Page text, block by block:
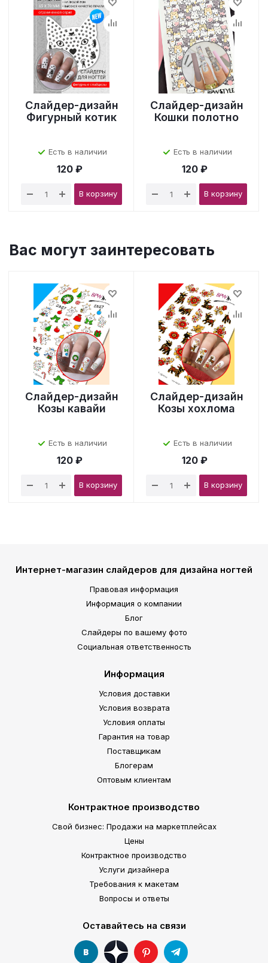
Слайдер-дизайн
Фигурный котик
Есть в наличии
120 ₽
В корзину
Слайдер-дизайн
Кошки полотно
Есть в наличии
120 ₽
В корзину
Вас могут заинтересовать
Слайдер-дизайн
Козы кавайи
Есть в наличии
120 ₽
В корзину
Слайдер-дизайн
Козы хохлома
Есть в наличии
120 ₽
В корзину
Интернет-магазин слайдеров для дизайна ногтей
Правовая информация
Информация о компании
Блог
Слайдеры по вашему фото
Социальная ответственность
Информация
Условия доставки
Условия возврата
Условия оплаты
Гарантия на товар
Поставщикам
Блогерам
Оптовым клиентам
Контрактное производство
Свой бизнес: Продажи на маркетплейсах
Цены
Контрактное производство
Услуги дизайнера
Требования к макетам
Вопросы и ответы
Оставайтесь на связи